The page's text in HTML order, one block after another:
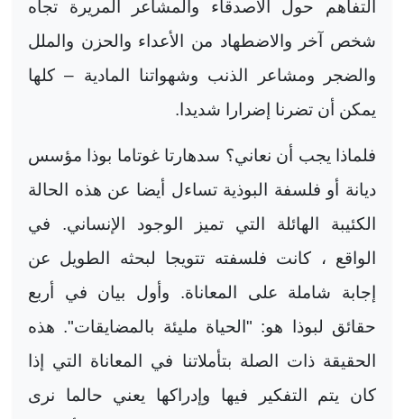
التفاهم حول الأصدقاء والمشاعر المريرة تجاه
شخص آخر والاضطهاد من الأعداء والحزن والملل
والضجر ومشاعر الذنب وشهواتنا المادية – كلها
يمكن أن تضرنا إضرارا شديدا.
فلماذا يجب أن نعاني؟ سدهارتا غوتاما بوذا مؤسس
ديانة أو فلسفة البوذية تساءل أيضا عن هذه الحالة
الكئيبة الهائلة التي تميز الوجود الإنساني. في
الواقع ، كانت فلسفته تتويجا لبحثه الطويل عن
إجابة شاملة على المعاناة. وأول بيان في أربع
حقائق لبوذا هو: "الحياة مليئة بالمضايقات". هذه
الحقيقة ذات الصلة بتأملاتنا في المعاناة التي إذا
كان يتم التفكير فيها وإدراكها يعني حالما نرى